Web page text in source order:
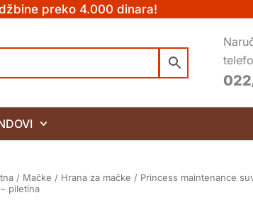
preko 4.000 dinara!
/ Mačke / Hrana za mačke / Princess maintenance
piletina